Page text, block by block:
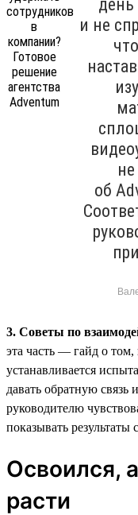
день
и не
об
3. Советы по
эта часть — гайд о
устанавливается
давать обратную связь
руководителю
показывать результаты
Освоился,
расти